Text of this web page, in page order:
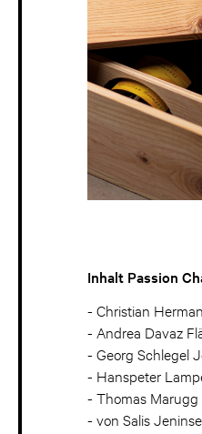
Inhalt Passion
- Christian
- Andrea Davaz
- Georg Schlegel
- Hanspeter
- Thomas Marugg
- von Salis